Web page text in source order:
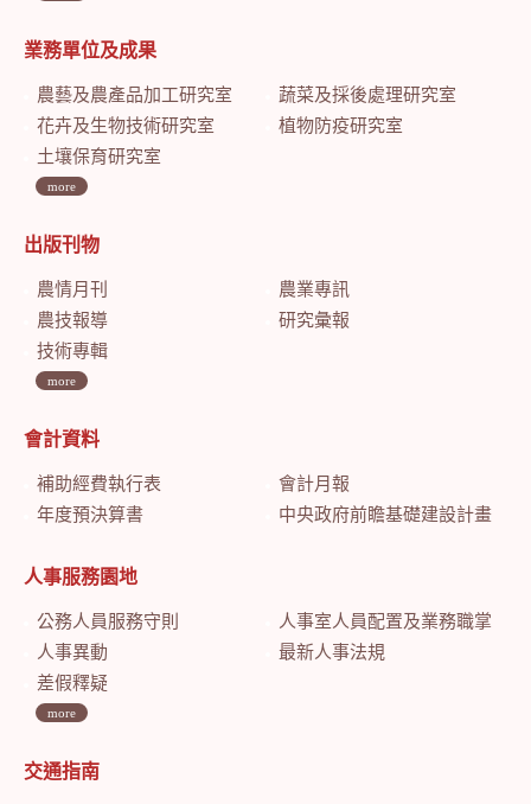
業務單位及成果
農藝及農產品加工研究室
蔬菜及採後處理研究室
花卉及生物技術研究室
植物防疫研究室
土壤保育研究室
more
出版刊物
農情月刊
農業專訊
農技報導
研究彙報
技術專輯
more
會計資料
補助經費執行表
會計月報
年度預決算書
中央政府前瞻基礎建設計畫特別預算會計月報
人事服務園地
公務人員服務守則
人事室人員配置及業務職掌
人事異動
最新人事法規
差假釋疑
more
交通指南